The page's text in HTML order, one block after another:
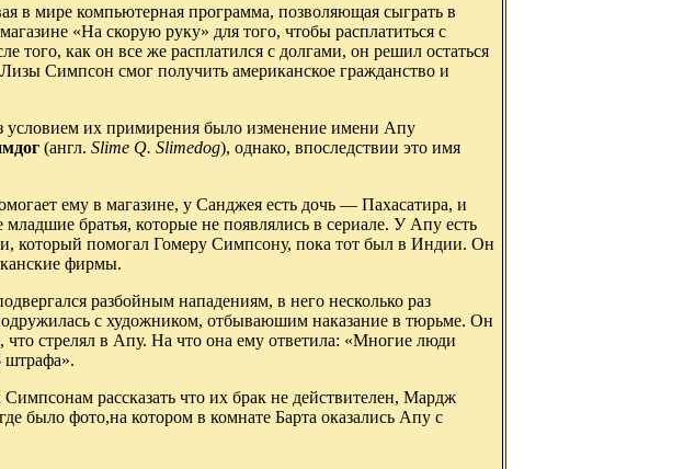
в мире компьютерная программа, позволяющая сыграть в
«На скорую руку» для того, чтобы расплатиться с
того, как он все же расплатился с долгами, он решил остаться
Симпсон смог получить американское гражданство и
их примирения было изменение имени Апу
(англ. Slime Q. Slimedog), однако, впоследствии это имя
ему в магазине, у Санджея есть дочь — Пахасатира, и
братья, которые не появлялись в сериале. У Апу есть
который помогал Гомеру Симпсону, пока тот был в Индии. Он
фирмы.
разбойным нападениям, в него несколько раз
с художником, отбываюшим наказание в тюрьме. Он
что стрелял в Апу. На что она ему ответила: «Многие люди
штрафа».
рассказать что их брак не действителен, Мардж
было фото,на котором в комнате Барта оказались Апу с